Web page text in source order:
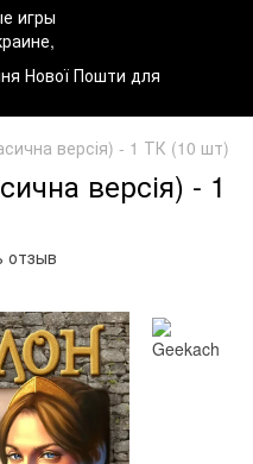
Нової Пошти для
версія) - 1 ТК (10 шт)
версія) - 1
отзыв